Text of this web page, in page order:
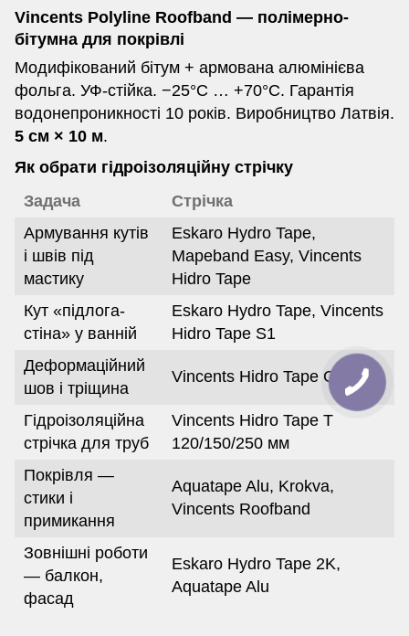
Vincents Polyline Roofband — полімерно-
бітумна для покрівлі
Модифікований бітум + армована алюмінієва
фольга. УФ-стійка. −25°C … +70°C. Гарантія
водонепроникності 10 років. Виробництво Латвія.
5 см × 10 м.
Як обрати гідроізоляційну стрічку
Задача
Стрічка
Армування кутів
і швів під
мастику
Eskaro Hydro Tape,
Mapeband Easy, Vincents
Hidro Tape
Кут «підлога-
стіна» у ванній
Eskaro Hydro Tape, Vincents
Hidro Tape S1
Деформаційний
шов і тріщина
Vincents Hidro Tape G
Гідроізоляційна
стрічка для труб
Vincents Hidro Tape T
120/150/250 мм
Покрівля —
стики і
примикання
Aquatape Alu, Krokva,
Vincents Roofband
Зовнішні роботи
— балкон,
фасад
Eskaro Hydro Tape 2K,
Aquatape Alu